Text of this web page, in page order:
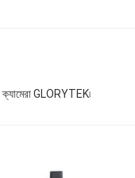
GLORYTEK৷